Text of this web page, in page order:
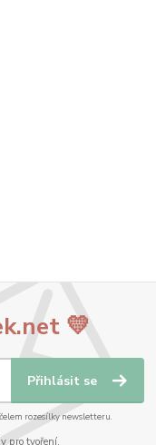
💛
Přihlásit se
rozesílky newsletteru.
pro tvoření.